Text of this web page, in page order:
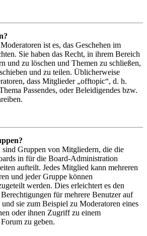
ist es, das Geschehen im
Sie haben das Recht, in ihrem Bereich
und zu löschen und Themen zu schließen,
und zu teilen. Üblicherweise
dass Mitglieder „offtopic“, d. h.
Passendes, oder Beleidigendes bzw.
sind Gruppen von Mitgliedern, die die
in für die Board-Administration
aufteilt. Jedes Mitglied kann mehreren
und jeder Gruppe können
werden. Dies erleichtert es den
für mehrere Benutzer auf
sie zum Beispiel zu Moderatoren eines
oder ihnen Zugriff zu einem
zu geben.